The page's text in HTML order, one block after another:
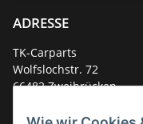
ADRESSE
TK-Carparts
Wolfslochstr. 72
66482 Zweibrücken